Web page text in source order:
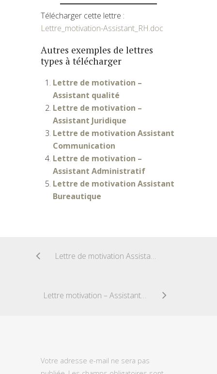
Télécharger cette lettre :
Lettre_motivation-Assistant_RH.doc
Autres exemples de lettres
types à télécharger
Lettre de motivation –
Assistant qualité
Lettre de motivation –
Assistant Juridique
Lettre de motivation Assistant
Communication
Lettre de motivation –
Assistant Administratif
Lettre de motivation Assistant
Bureautique
Lettre de motivation Assistant Dentaire
Lettre motivation – Assistant Administratif
Votre adresse e-mail ne sera pas